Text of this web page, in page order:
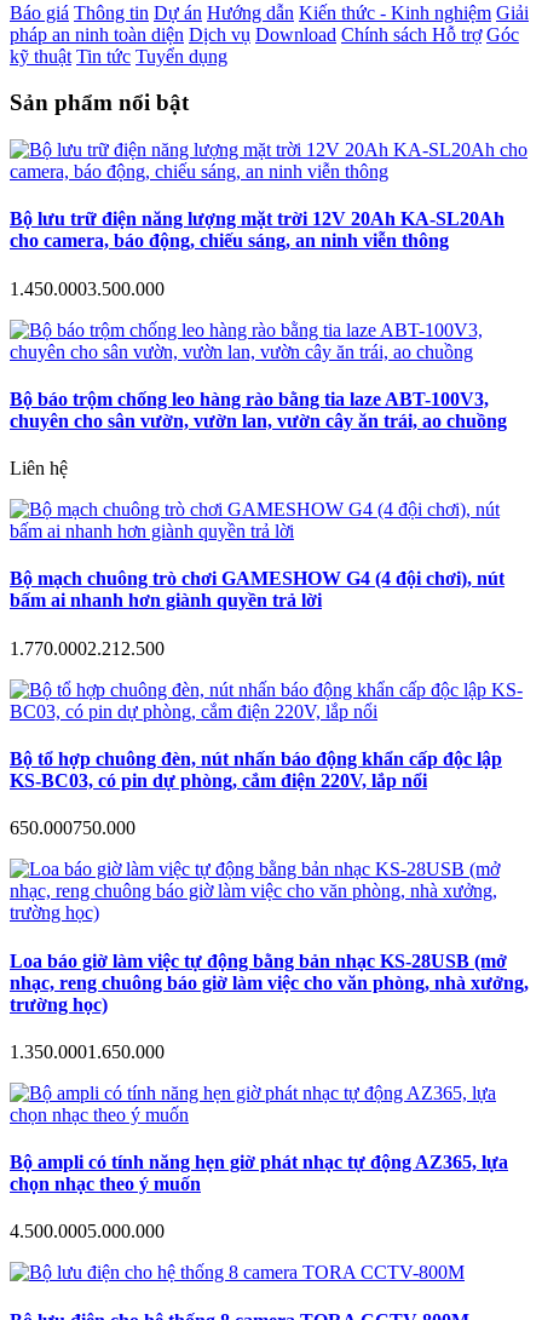
Báo giá Thông tin Dự án Hướng dẫn Kiến thức - Kinh nghiệm Giải
pháp an ninh toàn diện Dịch vụ Download Chính sách Hỗ trợ Góc
kỹ thuật Tin tức Tuyển dụng
Sản phẩm nổi bật
Bộ lưu trữ điện năng lượng mặt trời 12V 20Ah KA-SL20Ah
cho camera, báo động, chiếu sáng, an ninh viễn thông
1.450.0003.500.000
Bộ báo trộm chống leo hàng rào bằng tia laze ABT-100V3,
chuyên cho sân vườn, vườn lan, vườn cây ăn trái, ao chuồng
Liên hệ
Bộ mạch chuông trò chơi GAMESHOW G4 (4 đội chơi), nút
bấm ai nhanh hơn giành quyền trả lời
1.770.0002.212.500
Bộ tổ hợp chuông đèn, nút nhấn báo động khẩn cấp độc lập
KS-BC03, có pin dự phòng, cắm điện 220V, lắp nổi
650.000750.000
Loa báo giờ làm việc tự động bằng bản nhạc KS-28USB (mở
nhạc, reng chuông báo giờ làm việc cho văn phòng, nhà xưởng,
trường học)
1.350.0001.650.000
Bộ ampli có tính năng hẹn giờ phát nhạc tự động AZ365, lựa
chọn nhạc theo ý muốn
4.500.0005.000.000